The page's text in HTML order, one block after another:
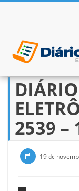
Pular
para
conteúdo
2539 –
19 de